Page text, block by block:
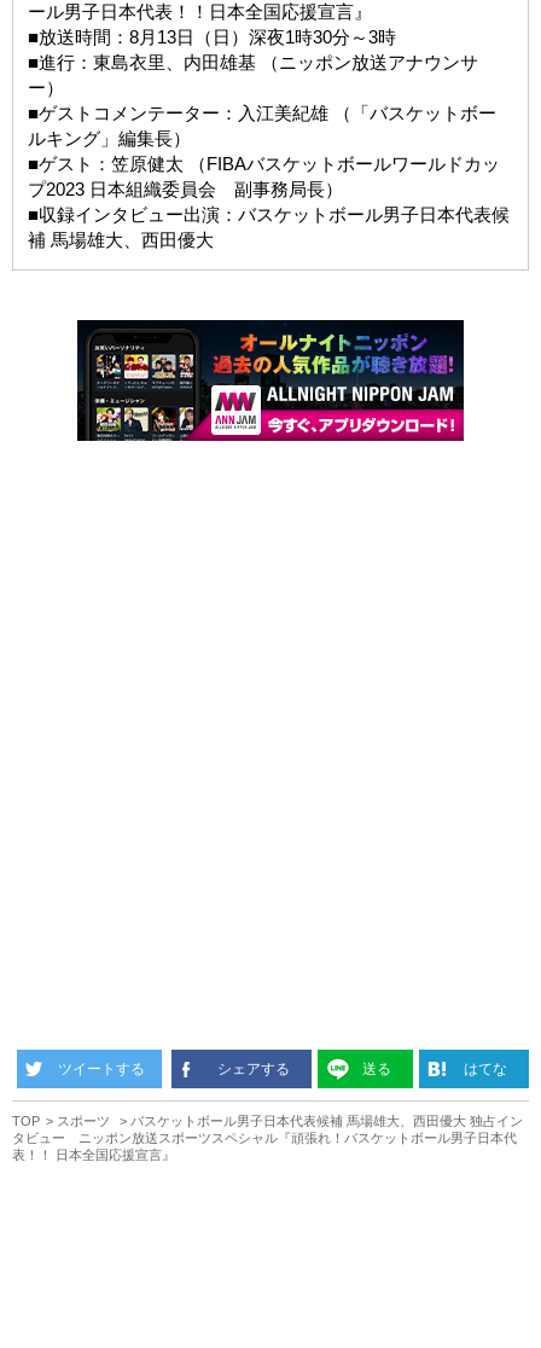
ール男子日本代表！！日本全国応援宣言』
■放送時間：8月13日（日）深夜1時30分～3時
■進行：東島衣里、内田雄基 （ニッポン放送アナウンサ
ー）
■ゲストコメンテーター：入江美紀雄 （「バスケットボー
ルキング」編集長）
■ゲスト：笠原健太 （FIBAバスケットボールワールドカッ
プ2023 日本組織委員会 副事務局長）
■収録インタビュー出演：バスケットボール男子日本代表候
補 馬場雄大、西田優大
ツイートする シェアする 送る はてな
TOP スポーツ
バスケットボール男子日本代表候補 馬場雄大、西田優大 独占イン
タビュー ニッポン放送スポーツスペシャル『頑張れ！バスケットボール男子日本代
表！！ 日本全国応援宣言』